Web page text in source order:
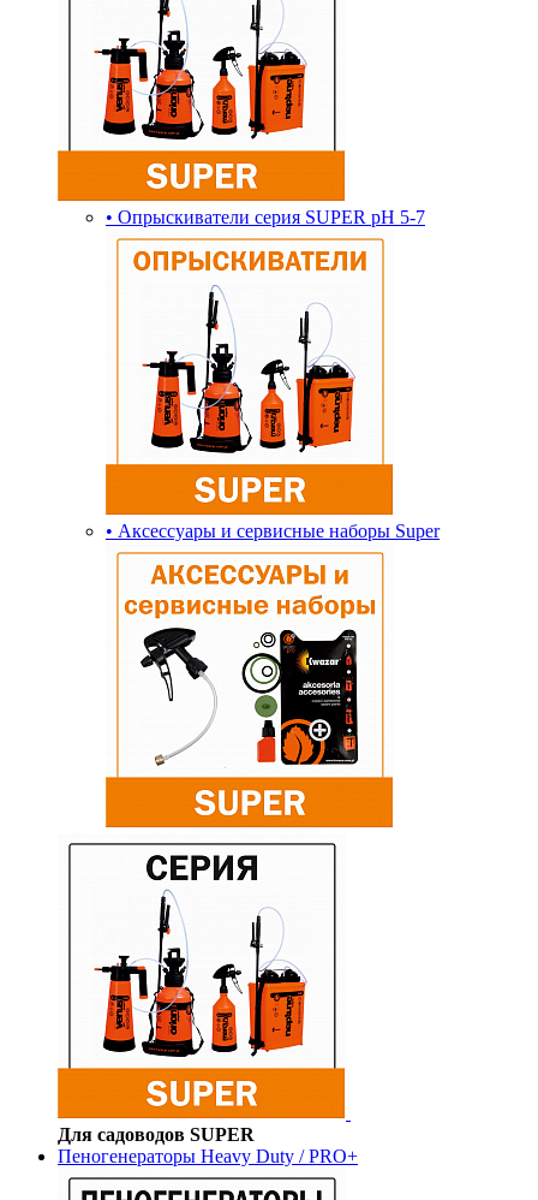
• Опрыскиватели серия SUPER pH 5-7
• Аксессуары и сервисные наборы Super
Для садоводов SUPER
Пеногенераторы Heavy Duty / PRO+